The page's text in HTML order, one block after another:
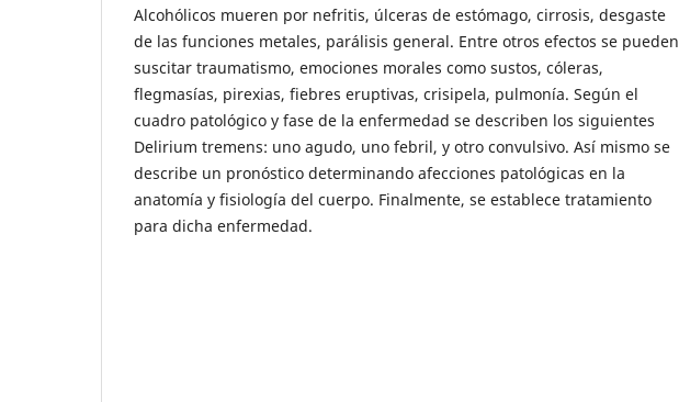
Alcohólicos mueren por nefritis, úlceras de estómago, cirrosis, desgaste
de las funciones metales, parálisis general. Entre otros efectos se pueden
suscitar traumatismo, emociones morales como sustos, cóleras,
flegmasías, pirexias, fiebres eruptivas, crisipela, pulmonía. Según el
cuadro patológico y fase de la enfermedad se describen los siguientes
Delirium tremens: uno agudo, uno febril, y otro convulsivo. Así mismo se
describe un pronóstico determinando afecciones patológicas en la
anatomía y fisiología del cuerpo. Finalmente, se establece tratamiento
para dicha enfermedad.